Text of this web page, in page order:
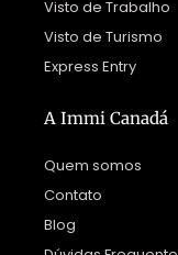
Visto de Trabalho
Visto de Turismo
Express Entry
A Immi Canadá
Quem somos
Contato
Blog